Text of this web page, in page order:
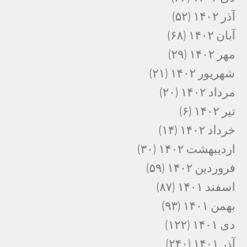
آذر ۱۴۰۲
(۵۲)
آبان ۱۴۰۲
(۶۸)
مهر ۱۴۰۲
(۲۹)
شهریور ۱۴۰۲
(۲۱)
مرداد ۱۴۰۲
(۲۰)
تیر ۱۴۰۲
(۶)
خرداد ۱۴۰۲
(۱۴)
اردیبهشت ۱۴۰۲
(۳۰)
فروردین ۱۴۰۲
(۵۹)
اسفند ۱۴۰۱
(۸۷)
بهمن ۱۴۰۱
(۹۳)
دی ۱۴۰۱
(۱۲۲)
آذر ۱۴۰۱
(۲۴۰)